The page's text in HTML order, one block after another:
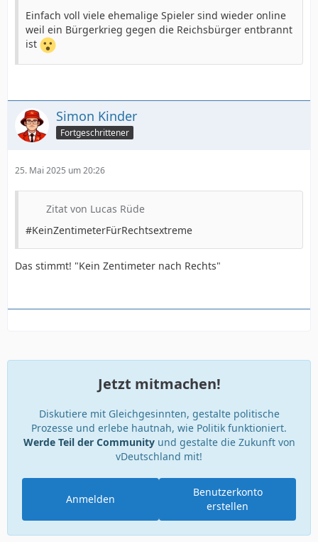
Einfach voll viele ehemalige Spieler sind wieder online
weil ein Bürgerkrieg gegen die Reichsbürger entbrannt
ist
Simon Kinder
Fortgeschrittener
25. Mai 2025 um 20:26
Zitat von Lucas Rüde
#KeinZentimeterFürRechtsextreme
Das stimmt! "Kein Zentimeter nach Rechts"
Jetzt mitmachen!
Diskutiere mit Gleichgesinnten, gestalte politische
Prozesse und erlebe hautnah, wie Politik funktioniert.
Werde Teil der Communityund gestalte die Zukunft von
vDeutschland mit!
Benutzerkonto
erstellen
Anmelden